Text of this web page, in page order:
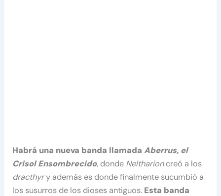
Habrá una nueva banda llamadaAberrus, el
Crisol Ensombrecido, donde Neltharioncreó a los
dracthyry además es donde finalmente sucumbió a
los susurros de los dioses antiguos. Esta banda